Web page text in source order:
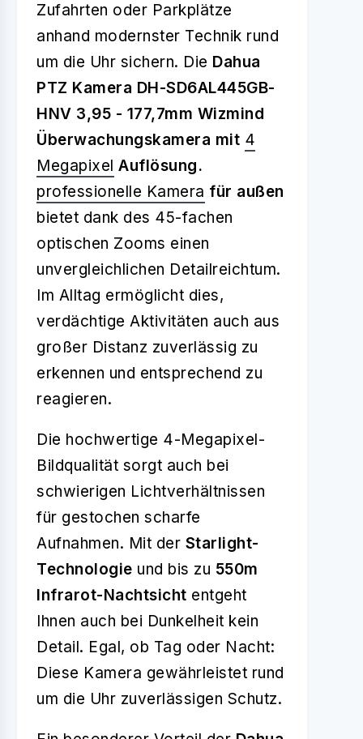
Zufahrten oder Parkplätze
anhand modernster Technik rund
um die Uhr sichern. Die Dahua
PTZ Kamera DH-SD6AL445GB-
HNV 3,95 - 177,7mm Wizmind
Überwachungskamera mit 4
Megapixel Auflösung.
professionelle Kamera für außen
bietet dank des 45-fachen
optischen Zooms einen
unvergleichlichen Detailreichtum.
Im Alltag ermöglicht dies,
verdächtige Aktivitäten auch aus
großer Distanz zuverlässig zu
erkennen und entsprechend zu
reagieren.
Die hochwertige 4-Megapixel-
Bildqualität sorgt auch bei
schwierigen Lichtverhältnissen
für gestochen scharfe
Aufnahmen. Mit der Starlight-
Technologie und bis zu 550m
Infrarot-Nachtsicht entgeht
Ihnen auch bei Dunkelheit kein
Detail. Egal, ob Tag oder Nacht:
Diese Kamera gewährleistet rund
um die Uhr zuverlässigen Schutz.